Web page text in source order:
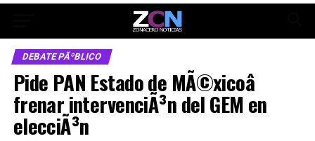
DEBATE PÃºBLICO
Pide PAN Estado de MÃ©xicoâ
frenar intervenciÃ³n del GEM en
elecciÃ³n